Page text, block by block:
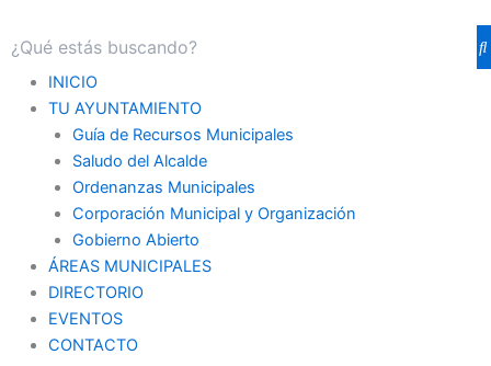
INICIO
TU AYUNTAMIENTO
Guía de Recursos Municipales
Saludo del Alcalde
Ordenanzas Municipales
Corporación Municipal y Organización
Gobierno Abierto
ÁREAS MUNICIPALES
DIRECTORIO
EVENTOS
CONTACTO